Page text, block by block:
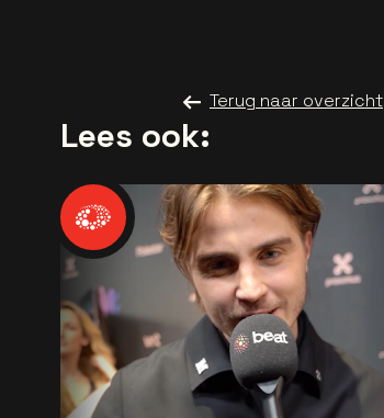
Terug naar overzicht
Lees ook: